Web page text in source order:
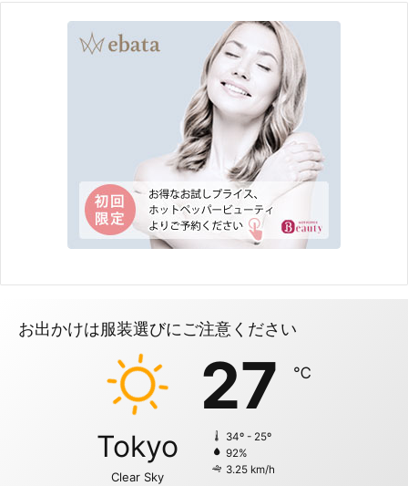
お出かけは服装選びにご注意ください
Tokyo
Clear Sky
27 ℃
34º - 25º
92%
3.25 km/h